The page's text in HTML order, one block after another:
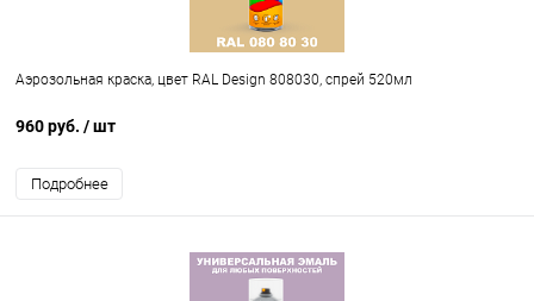
Аэрозольная краска, цвет RAL Design 808030, спрей 520мл
960 руб. / шт
Подробнее